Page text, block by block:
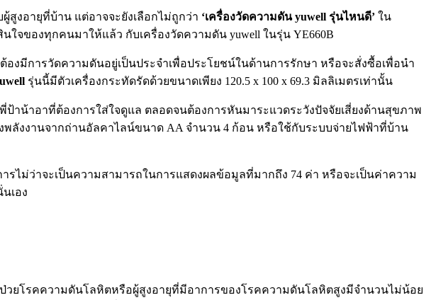
งอายุที่บ้าน แต่อาจจะยังเลือกไม่ถูกว่า ‘เครื่องวัดความดัน yuwell รุ่นไหนดี’ ใน
จของทุกคนมาให้แล้ว กับเครื่องวัดความดัน yuwell ในรุ่น YE660B
มีการวัดความดันอยู่เป็นประจำเพื่อประโยชน์ในด้านการรักษา หรือจะสั่งซื้อเพื่อนำ
รุ่นนี้มีตัวเครื่องกระทัดรัดด้วยขนาดเพียง 120.5 x 100 x 69.3 มิลลิเมตรเท่านั้น
น้าอาที่ต้องการใส่ใจดูแล ตลอดจนต้องการหันมาระแวดระวังปัจจัยเสี่ยงด้านสุขภาพ
ลังงานจากถ่านอัลคาไลน์ขนาด AA จำนวน 4 ก้อน หรือใช้กับระบบจ่ายไฟฟ้าที่บ้าน
รไม่ว่าจะเป็นความสามารถในการแสดงผลข้อมูลที่มากถึง 74 ค่า หรือจะเป็นค่าความ
เอง
วยโรคความดันโลหิตหรือผู้สูงอายุที่มีอาการของโรคความดันโลหิตสูงมีจำนวนไม่น้อย